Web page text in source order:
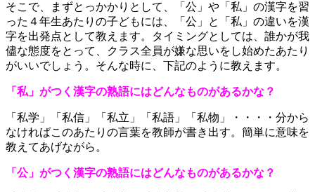
そこで、まずとっかかりとして、「公」や「私」の漢字を習
った４年生あたりの子どもには、「公」と「私」の違いを漢
字を出発点として教えます。タイミングとしては、誰かが我
儘な態度をとって、クラス全員が嫌な思いをし始めたあたり
がいいでしょう。そんな時に、下記のように教えます。
「私」がつく漢字の熟語にはどんなものがあるかな？
「私学」「私信」「私立」「私語」「私物」・・・・分から
なければこのあたりの言葉を教師が書き出す。簡単に意味を
教えてあげながら。
「公」がつく漢字の熟語にはどんなものがあるかな？